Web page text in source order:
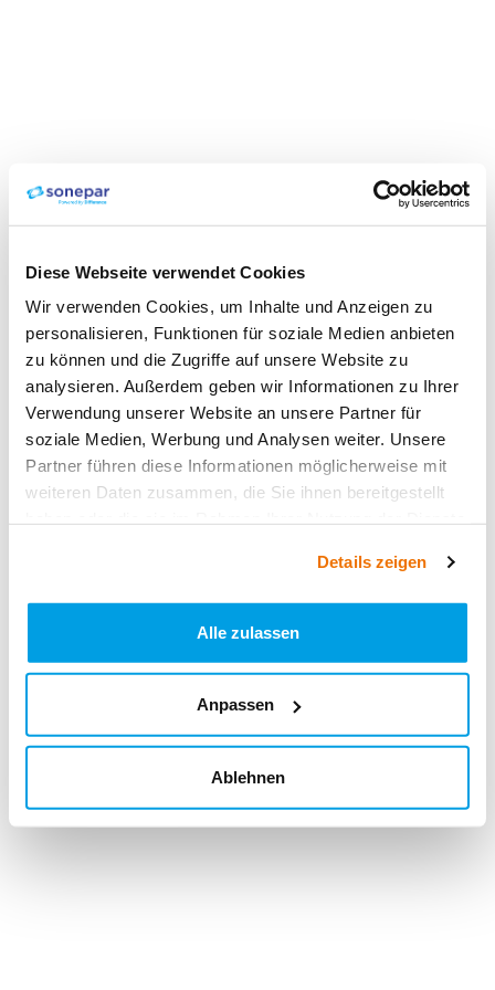
Diese Webseite verwendet Cookies
Wir verwenden Cookies, um Inhalte und Anzeigen zu
personalisieren, Funktionen für soziale Medien anbieten
zu können und die Zugriffe auf unsere Website zu
analysieren. Außerdem geben wir Informationen zu Ihrer
Verwendung unserer Website an unsere Partner für
soziale Medien, Werbung und Analysen weiter. Unsere
Partner führen diese Informationen möglicherweise mit
weiteren Daten zusammen, die Sie ihnen bereitgestellt
Details zeigen
Alle zulassen
Anpassen
Ablehnen